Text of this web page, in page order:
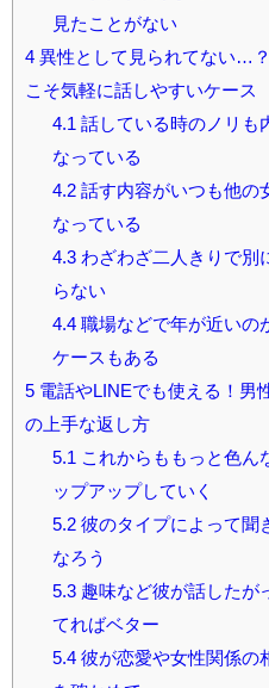
見たことがない
4 異性として見られてない…
こそ気軽に話しやすいケース
4.1 話している時のノリも
なっている
4.2話す内容がいつも他の
なっている
4.3わざわざ二人きりで別
らない
4.4職場などで年が近いの
ケースもある
5 電話やLINEでも使える！男
の上手な返し方
5.1 これからももっと色ん
ップアップしていく
5.2彼のタイプによって聞
なろう
5.3趣味など彼が話したが
てればベター
5.4彼が恋愛や女性関係の